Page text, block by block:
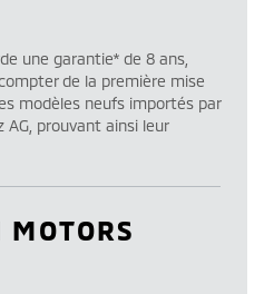
une garantie* de 8 ans,
de la première mise
modèles neufs importés par
AG, prouvant ainsi leur